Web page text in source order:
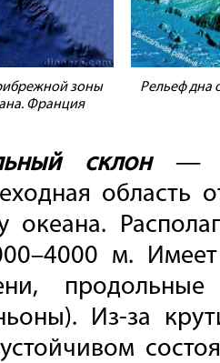
зоны
Франция
Рельеф дна
склон—
область
м.
Из-за